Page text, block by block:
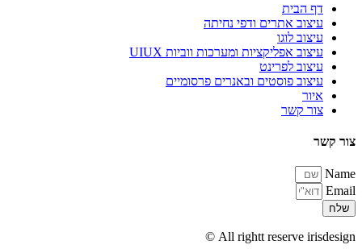
דף הבית
עיצוב אתרים ודפי נחיתה
עיצוב לוגו
עיצוב אפליקציות ומערכות ווביות UIUX​
עיצוב לפרינט
עיצוב פוסטים ובאנרים פרסומיים
איור
צור קשר
צור קשר
Name
Email
שלח
All rightt reserve irisdesign ©